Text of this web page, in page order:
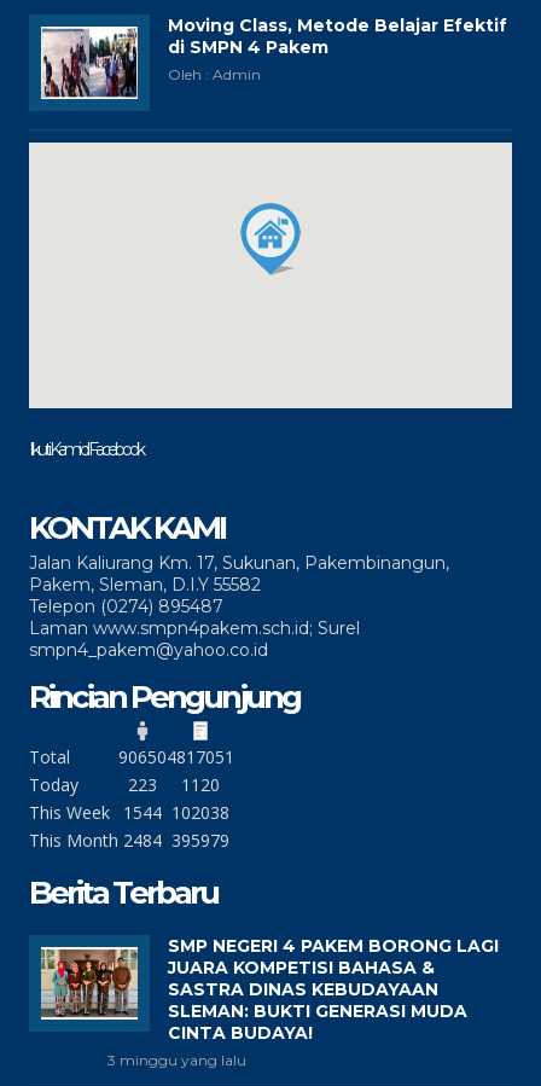
Moving Class, Metode Belajar Efektif
di SMPN 4 Pakem
Oleh : Admin
Ikuti Kami di Facebook
KONTAK KAMI
Jalan Kaliurang Km. 17, Sukunan, Pakembinangun,
Pakem, Sleman, D.I.Y 55582
Telepon (0274) 895487
Laman www.smpn4pakem.sch.id; Surel
smpn4_pakem@yahoo.co.id
Rincian Pengunjung
Total 906504817051
Today
223
1120
This Week
1544 102038
This Month 2484 395979
Berita Terbaru
SMP NEGERI 4 PAKEM BORONG LAGI
JUARA KOMPETISI BAHASA &
SASTRA DINAS KEBUDAYAAN
SLEMAN: BUKTI GENERASI MUDA
CINTA BUDAYA!
3 minggu yang lalu